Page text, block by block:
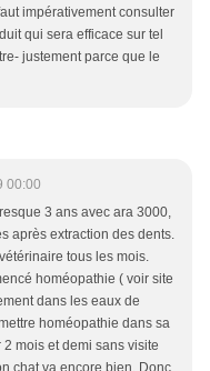
impérativement consulter
qui sera efficace sur tel
justement parce que le
00:00
3 ans avec ara 3000,
après extraction des dents.
tous les mois.
homéopathie ( voir site
dans les eaux de
homéopathie dans sa
mois et demi sans visite
chat va encore bien. Donc